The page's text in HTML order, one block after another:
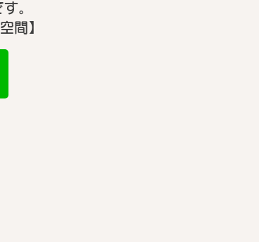
。
間】